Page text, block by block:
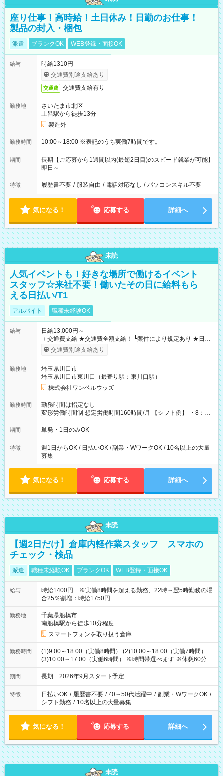
座り仕事！高時給！土日休み！日勤のお仕事！
製品の封入・梱包
派遣 ブランクOK WEB登録・面接OK
給与
時給1310円
交通費別途支給あり
交通費 交通費支給有り
勤務地
さいたま市北区
土呂駅から徒歩13分
製造外
勤務時間 10:00～18:00 ※表記のうち実働7時間です。
期間
長期【ご応募から1週間以内(最短2日目)のスピード就業が可能】
即日～
特徴 履歴書不要 / 服装自由 / 電話対応なし / パソコンスキル不要
気になる！ 応募する 詳細へ
未読
人気イベントも！好きな場所で働けるイベント
スタッフ☆来社不要！働いたその日に給料もら
える日払い/T1
アルバイト 職種未経験OK
給与
日給13,000円～
＋交通費支給 ★交通費全額支給！ ┗案件により規定あり ★日払
いOK！（規定あり） ┗働いたその日に現金GET♪ お仕事後はコ
ンビニATMから 日払い分を引き落とせます！ 【試用期間】試
交通費別途支給あり
勤務地
埼玉県川口市
埼玉県川口市東川口（最寄り駅：東川口駅）
株式会社ワンベルウッズ
勤務時間
勤務時間は指定なし
変形労働時間制 想定労働時間160時間/月 【シフト例】 ・8：00
～21：00
期間 単発・1日のみOK
特徴
週1日からOK / 日払いOK / 副業・WワークOK / 10名以上の大量
募集
気になる！ 応募する 詳細へ
未読
【週2日だけ】倉庫内軽作業スタッフ スマホの
チェック・検品
派遣 職種未経験OK ブランクOK WEB登録・面接OK
給与
時給1400円 ※実働8時間を超える勤務、22時～翌5時勤務の場
合25％割増：時給1750円
勤務地
千葉県船橋市
南船橋駅から徒歩10分程度
スマートフォンを取り扱う倉庫
勤務時間
(1)9:00～18:00（実働8時間） (2)10:00～18:00（実働7時間）
(3)10:00～17:00（実働6時間） ※時間帯選べます ※休憩60分
期間 長期 2026年9月スタート予定
特徴 日払いOK / 履歴書不要 / 40～50代活躍中 / 副業・WワークOK /
シフト勤務 / 10名以上の大量募集
気になる！ 応募する 詳細へ
未読